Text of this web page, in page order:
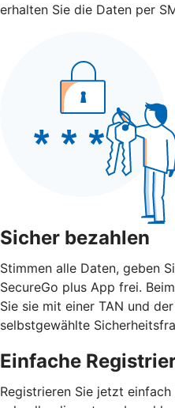
erhalten Sie die Daten per
Sicher bezahlen
Stimmen alle Daten, geben
SecureGo plus App frei.
Sie sie mit einer TAN und
selbstgewählte
Einfache
Registrieren Sie jetzt